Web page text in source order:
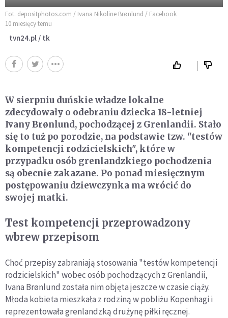
Fot. depositphotos.com / Ivana Nikoline Brønlund / Facebook
10 miesięcy temu
tvn24.pl / tk
W sierpniu duńskie władze lokalne
zdecydowały o odebraniu dziecka 18-letniej
Ivany Brønlund, pochodzącej z Grenlandii. Stało
się to tuż po porodzie, na podstawie tzw. "testów
kompetencji rodzicielskich", które w
przypadku osób grenlandzkiego pochodzenia
są obecnie zakazane. Po ponad miesięcznym
postępowaniu dziewczynka ma wrócić do
swojej matki.
Test kompetencji przeprowadzony
wbrew przepisom
Choć przepisy zabraniają stosowania "testów kompetencji
rodzicielskich" wobec osób pochodzących z Grenlandii,
Ivana Brønlund została nim objęta jeszcze w czasie ciąży.
Młoda kobieta mieszkała z rodziną w pobliżu Kopenhagi i
reprezentowała grenlandzką drużynę piłki ręcznej.